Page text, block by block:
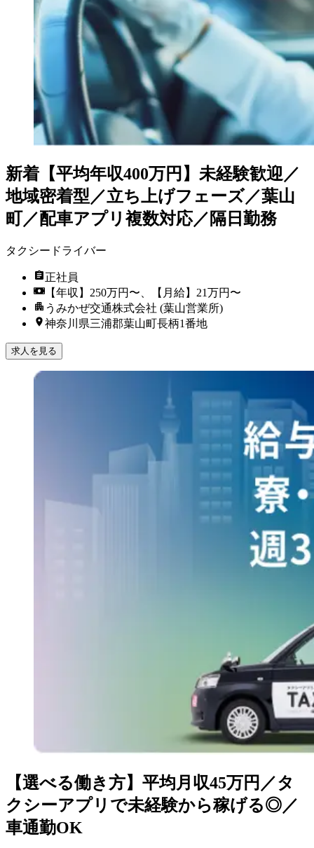
新着 【平均年収400万円】未経験歓迎／
地域密着型／立ち上げフェーズ／葉山
町／配車アプリ複数対応／隔日勤務
タクシードライバー
正社員
【年収】250万円〜、【月給】21万円〜
うみかぜ交通株式会社 (葉山営業所)
神奈川県三浦郡葉山町長柄1番地
求人を見る
【選べる働き方】平均月収45万円／タ
クシーアプリで未経験から稼げる◎／
車通勤OK